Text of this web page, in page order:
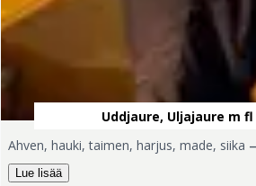
Uddjaure, Uljajaure m
Ahven, hauki, taimen, harjus, made, siika
Lue lisää